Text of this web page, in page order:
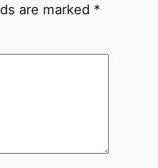
are marked *